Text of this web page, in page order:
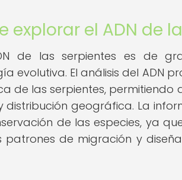
explorar el ADN de
de las serpientes es de
evolutiva. El análisis del ADN
de las serpientes, permitiendo
geográfica. La
de las especies, ya
patrones de migración y